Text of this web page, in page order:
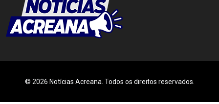
© 2026 Notícias Acreana. Todos os direitos reservados.